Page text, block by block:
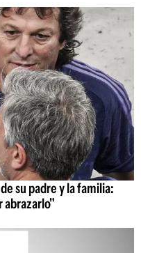
su padre y la familia:
abrazarlo"